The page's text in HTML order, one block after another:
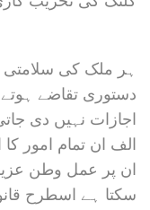
ہر ملک کی سلامتی
دستوری تقاضے
الف ان تمام امور
ان پر عمل وطن